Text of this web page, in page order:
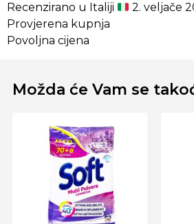
Recenzirano u Italiji
2. veljače
Provjerena kupnja
Povoljna cijena
Možda će Vam se